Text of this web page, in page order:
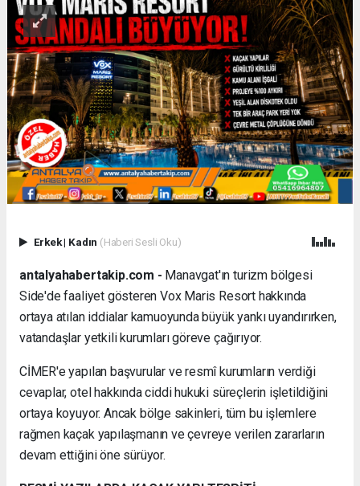
Erkek| Kadın (Haberi Sesli Oku)
antalyahabertakip.com - Manavgat'ın turizm bölgesi
Side'de faaliyet gösteren Vox Maris Resort hakkında
ortaya atılan iddialar kamuoyunda büyük yankı uyandırırken,
vatandaşlar yetkili kurumları göreve çağırıyor.
CİMER'e yapılan başvurular ve resmî kurumların verdiği
cevaplar, otel hakkında ciddi hukuki süreçlerin işletildiğini
ortaya koyuyor. Ancak bölge sakinleri, tüm bu işlemlere
rağmen kaçak yapılaşmanın ve çevreye verilen zararların
devam ettiğini öne sürüyor.